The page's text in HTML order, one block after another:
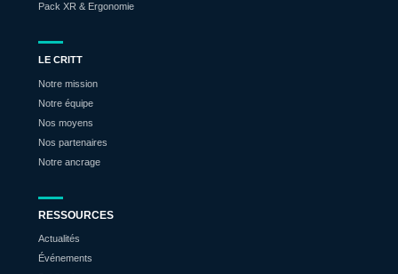
Pack XR & Ergonomie
LE CRITT
Notre mission
Notre équipe
Nos moyens
Nos partenaires
Notre ancrage
RESSOURCES
Actualités
Événements